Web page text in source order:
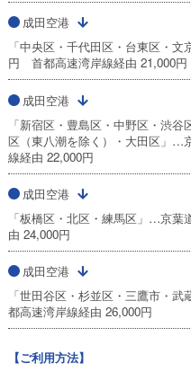
成田空港
「中央区・千代田区・台東区・
円 首都高速湾岸線経由 21,000円
成田空港
「新宿区・豊島区・中野区・渋
区（東八潮を除く）・大田区」
線経由 22,000円
成田空港
「板橋区・北区・練馬区」…京
由 24,000円
成田空港
「世田谷区・杉並区・三鷹市・
都高速湾岸線経由 26,000円
【ご利用方法】